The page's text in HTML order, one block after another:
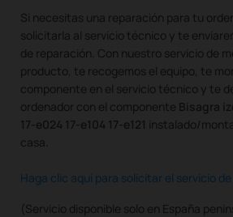
Si necesitas una reparación para tu
solicitarla al servicio técnico y te
de reparación. Con nuestro servicio de
producto, te recogemos el equipo, te
componente en el servicio técnico y te
ordenador con el componente Bisagra
17-e024 17-e104 17-e121 instalado/
casa.
Haga clic aquí para solicitar el servicio
(Servicio disponible solo en España